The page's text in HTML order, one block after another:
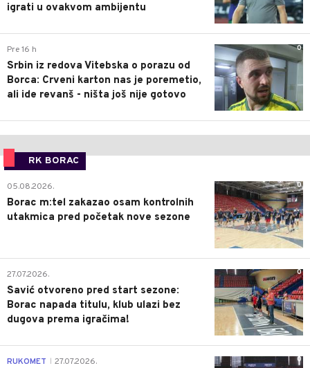
igrati u ovakvom ambijentu
0
Pre 16 h
Srbin iz redova Vitebska o porazu od
Borca: Crveni karton nas je poremetio,
ali ide revanš - ništa još nije gotovo
RK BORAC
0
05.08.2026.
Borac m:tel zakazao osam kontrolnih
utakmica pred početak nove sezone
0
27.07.2026.
Savić otvoreno pred start sezone:
Borac napada titulu, klub ulazi bez
dugova prema igračima!
0
RUKOMET 27.07.2026.